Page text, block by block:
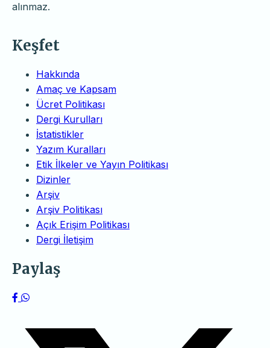
alınmaz.
Keşfet
Hakkında
Amaç ve Kapsam
Ücret Politikası
Dergi Kurulları
İstatistikler
Yazım Kuralları
Etik İlkeler ve Yayın Politikası
Dizinler
Arşiv
Arşiv Politikası
Açık Erişim Politikası
Dergi İletişim
Paylaş